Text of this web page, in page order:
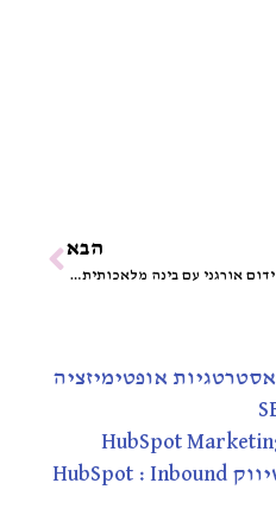
הבא
קידום אורגני עם בינה מלאכותית AI
נוכחות דיגיטלית עם 3 אסטרטגיות אופטימיזציה
מדריך מקיף יסודות השיווק HubSpot : Inbound